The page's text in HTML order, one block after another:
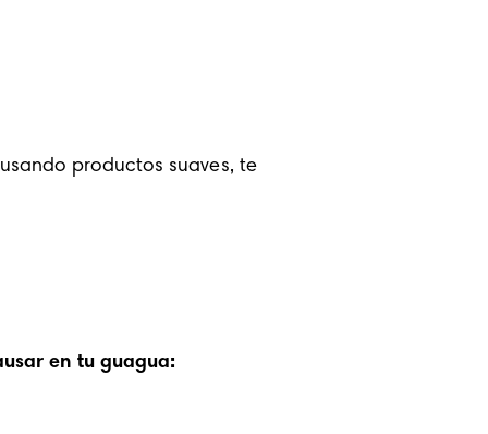
productos suaves, te
en tu guagua: